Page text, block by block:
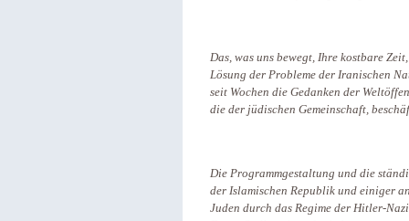
Das, was uns bewegt, Ihre kostbare
Lösung der Probleme der Iranischen
seit Wochen die Gedanken der
die der jüdischen Gemeinschaft,
Die Programmgestaltung und die
der Islamischen Republik und einiger
Juden durch das Regime der Hitler-